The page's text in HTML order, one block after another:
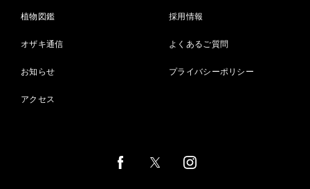
植物図鑑
オザキ通信
お知らせ
アクセス
採用情報
よくあるご質問
プライバシーポリシー